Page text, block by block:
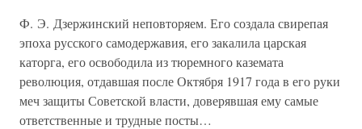
Ф. Э. Дзержинский неповторяем. Его создала свирепая
эпоха русского самодержавия, его закалила царская
каторга, его освободила из тюремного каземата
революция, отдавшая после Октября 1917 года в его руки
меч защиты Советской власти, доверявшая ему самые
ответственные и трудные посты…